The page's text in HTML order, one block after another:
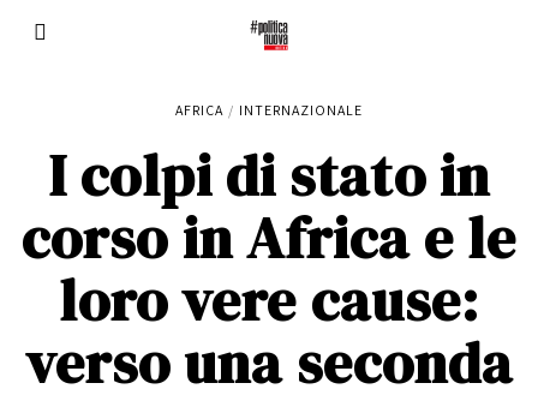
AFRICA / INTERNAZIONALE
I colpi di stato in
corso in Africa e le
loro vere cause:
verso una seconda